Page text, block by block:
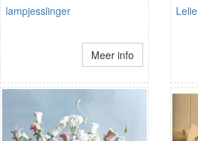
lampjesslinger
Meer info
Lelie